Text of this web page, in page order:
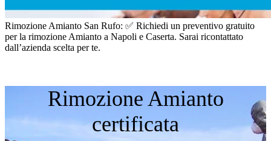
Rimozione Amianto San Rufo: ✅ Richiedi un preventivo gratuito
per la rimozione Amianto a Napoli e Caserta. Sarai ricontattato
dall’azienda scelta per te.
Rimozione Amianto
certificata